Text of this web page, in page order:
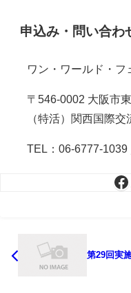
申込み・問い合わ
ワン・ワールド・
〒546-0002 大阪市
（特活）関西国際
TEL：06-6777-1039
第29回実